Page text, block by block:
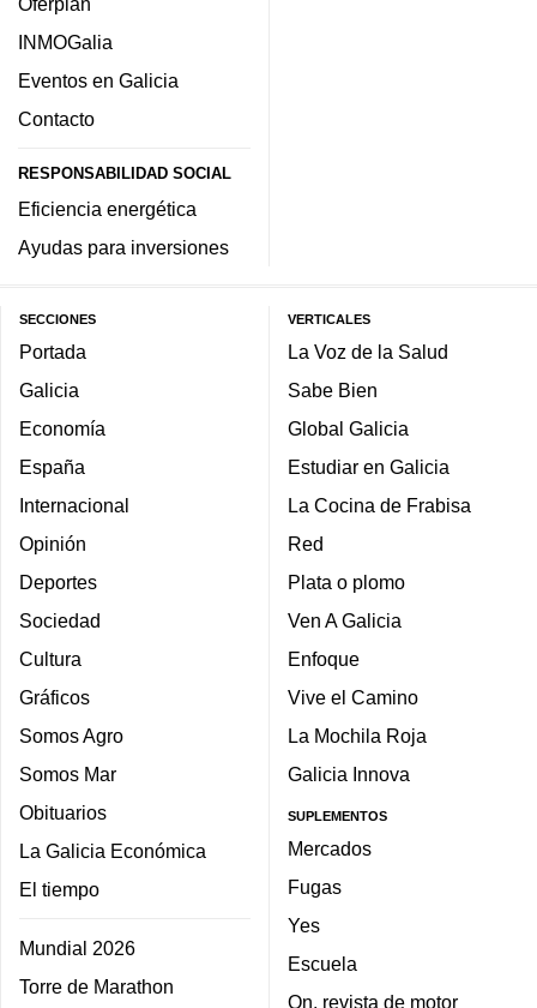
INMOGalia
Eventos en Galicia
Contacto
RESPONSABILIDAD SOCIAL
Eficiencia energética
Ayudas para inversiones
SECCIONES
Portada
Galicia
Economía
España
Internacional
Opinión
Deportes
Sociedad
Cultura
Gráficos
Somos Agro
Somos Mar
Obituarios
La Galicia Económica
El tiempo
Mundial 2026
Torre de Marathon
VERTICALES
La Voz de la Salud
Sabe Bien
Global Galicia
Estudiar en Galicia
La Cocina de Frabisa
Red
Plata o plomo
Ven A Galicia
Enfoque
Vive el Camino
La Mochila Roja
Galicia Innova
SUPLEMENTOS
Mercados
Fugas
Yes
Escuela
On, revista de motor